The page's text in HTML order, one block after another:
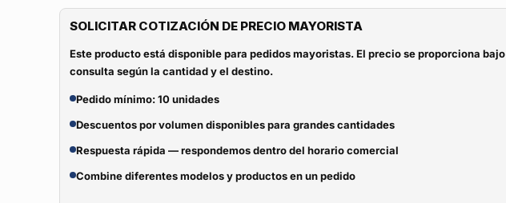
SOLICITAR COTIZACIÓN DE PRECIO MAYORISTA
Este producto está disponible para pedidos mayoristas. El precio se proporciona bajo
consulta según la cantidad y el destino.
Pedido mínimo: 10 unidades
Descuentos por volumen disponibles para grandes cantidades
Respuesta rápida — respondemos dentro del horario comercial
Combine diferentes modelos y productos en un pedido